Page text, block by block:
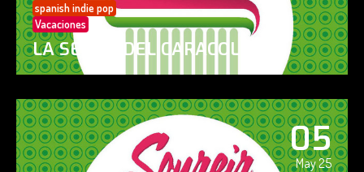
spanish indie pop
Vacaciones
LA SENDA DEL CARACOL
05
May 25